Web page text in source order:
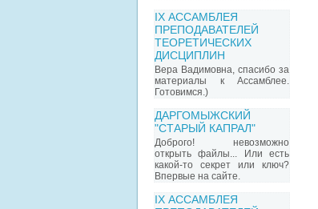
IX АССАМБЛЕЯ
ПРЕПОДАВАТЕЛЕЙ
ТЕОРЕТИЧЕСКИХ
ДИСЦИПЛИН
Вера Вадимовна, спасибо за
материалы к Ассамблее.
Готовимся.)
ДАРГОМЫЖСКИЙ
"СТАРЫЙ КАПРАЛ"
Доброго! невозможно
открыть файлы... Или есть
какой-то секрет или ключ?
Впервые на сайте.
IX АССАМБЛЕЯ